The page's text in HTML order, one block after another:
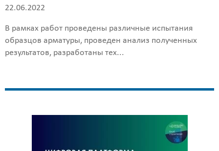
22.06.2022
В рамках работ проведены различные испытания
образцов арматуры, проведен анализ полученных
результатов, разработаны тех...